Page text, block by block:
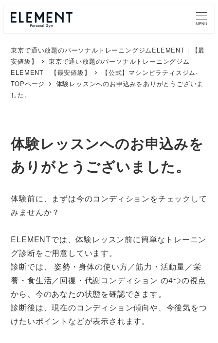
MENU
東京で通い放題のパーソナルトレーニングジムELEMENT｜【最
安値級】
東京で通い放題のパーソナルトレーニングジム
ELEMENT｜【最安値級】
【公式】マシンピラティスジム-
TOPページ
体験レッスンへのお申込みをありがとうございま
した。
体験レッスンへのお申込みを
ありがとうございました。
体験前に、まずは今のコンディションをチェックして
みませんか？
ELEMENTでは、体験レッスン前に簡単なトレーニン
グ診断をご用意しています。
診断では、 姿勢・身体の使い方／筋力・活動量／栄
養・食生活／回復・代謝コンディション の4つの視点
から、今のあなたの状態を確認できます。
診断後は、現在のコンディション傾向や、今後気をつ
けたいポイントなどが表示されます。